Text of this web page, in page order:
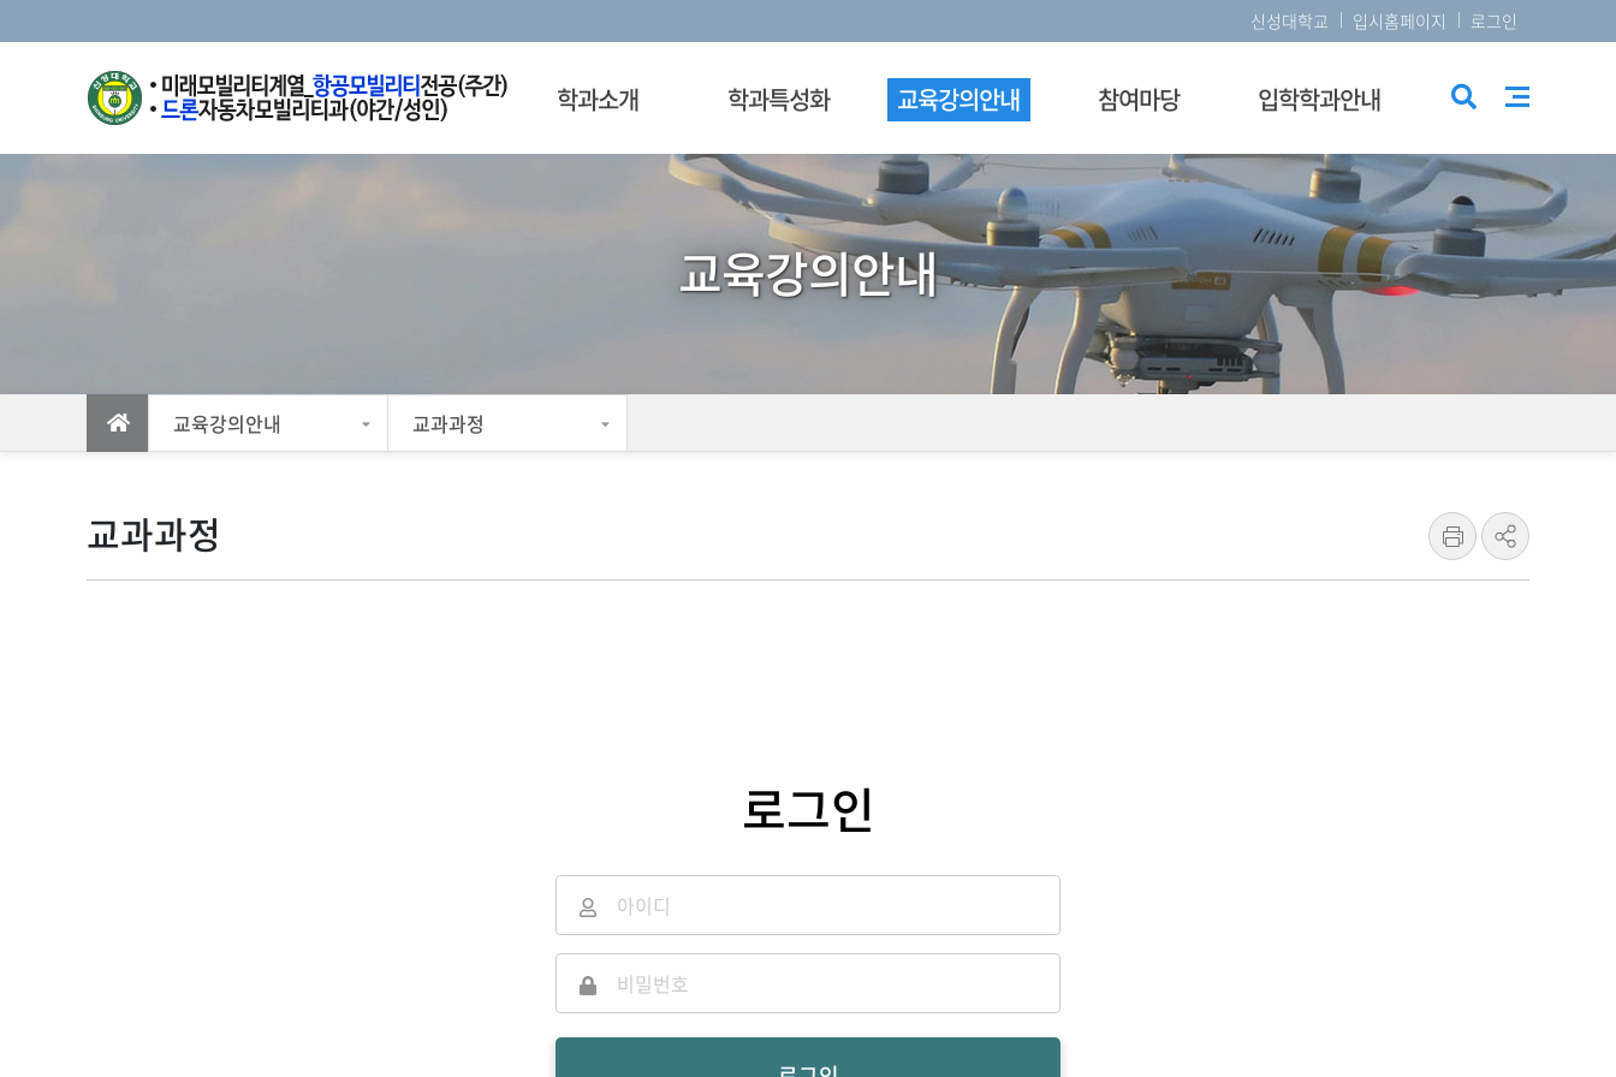
신성대학교 입시홈페이지 로그인
학과소개 학과특성화 교육강의안내 참여마당 입학학과안내
교육강의안내
교육강의안내 교과과정
교과과정
로그인